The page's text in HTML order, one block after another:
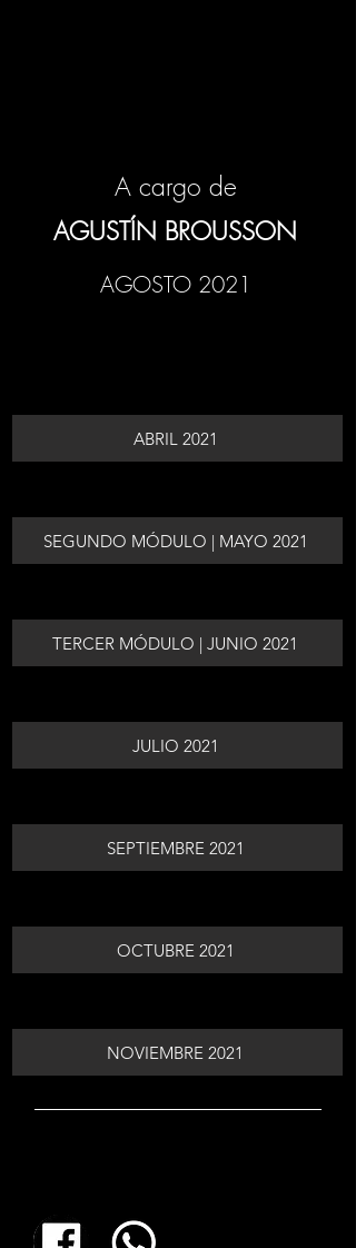
A cargo de
AGUSTÍN BROUSSON
AGOSTO 2021
ABRIL 2021
SEGUNDO MÓDULO | MAYO 2021
TERCER MÓDULO | JUNIO 2021
JULIO 2021
SEPTIEMBRE 2021
OCTUBRE 2021
NOVIEMBRE 2021